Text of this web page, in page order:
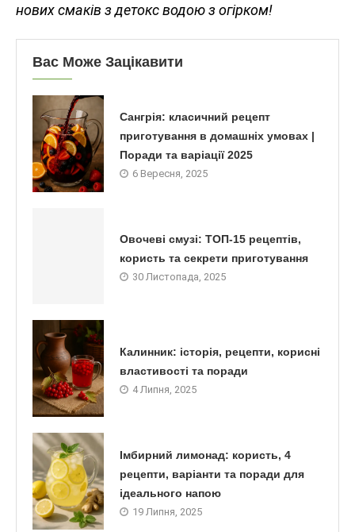
нових смаків з детокс водою з огірком!
Вас Може Зацікавити
Сангрія: класичний рецепт
приготування в домашніх умовах |
Поради та варіації 2025
6 Вересня, 2025
Овочеві смузі: ТОП-15 рецептів,
користь та секрети приготування
30 Листопада, 2025
Калинник: історія, рецепти, корисні
властивості та поради
4 Липня, 2025
Імбирний лимонад: користь, 4
рецепти, варіанти та поради для
ідеального напою
19 Липня, 2025